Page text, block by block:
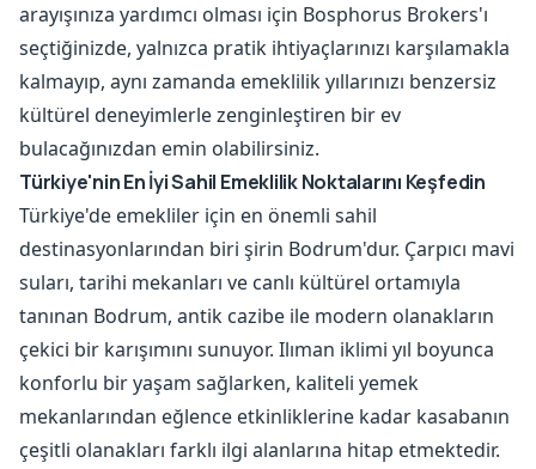
arayışınıza yardımcı olması için Bosphorus Brokers'ı
seçtiğinizde, yalnızca pratik ihtiyaçlarınızı karşılamakla
kalmayıp, aynı zamanda emeklilik yıllarınızı benzersiz
kültürel deneyimlerle zenginleştiren bir ev
bulacağınızdan emin olabilirsiniz.
Türkiye'nin En İyi Sahil Emeklilik Noktalarını Keşfedin
Türkiye'de emekliler için en önemli sahil
destinasyonlarından biri şirin Bodrum'dur. Çarpıcı mavi
suları, tarihi mekanları ve canlı kültürel ortamıyla
tanınan Bodrum, antik cazibe ile modern olanakların
çekici bir karışımını sunuyor. Ilıman iklimi yıl boyunca
konforlu bir yaşam sağlarken, kaliteli yemek
mekanlarından eğlence etkinliklerine kadar kasabanın
çeşitli olanakları farklı ilgi alanlarına hitap etmektedir.